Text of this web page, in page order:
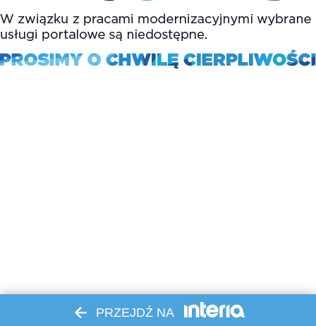
PRZEJDŹ NA